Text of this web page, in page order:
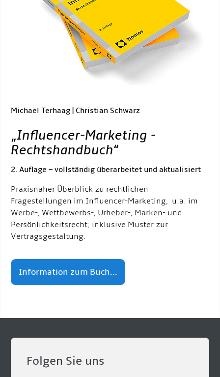
Michael Terhaag | Christian Schwarz
„Influencer-Marketing -
Rechtshandbuch“
2. Auflage – vollständig überarbeitet und aktualisiert
Praxisnaher Überblick zu rechtlichen
Fragestellungen im Influencer-Marketing, u.a. im
Werbe-, Wettbewerbs-, Urheber-, Marken- und
Persönlichkeitsrecht; inklusive Muster zur
Vertragsgestaltung.
Information zum Buch...
Folgen Sie uns